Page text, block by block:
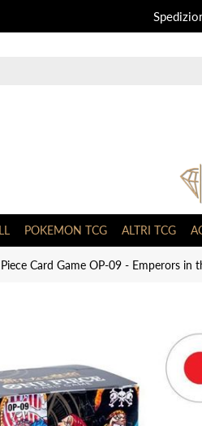
POKEMON TCG ALTRI TCG
Card Game OP-09 - Emperors in